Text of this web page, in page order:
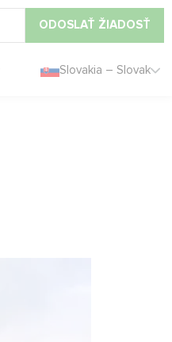
ODOSLAŤ ŽIADOSŤ
Slovakia – Slovak